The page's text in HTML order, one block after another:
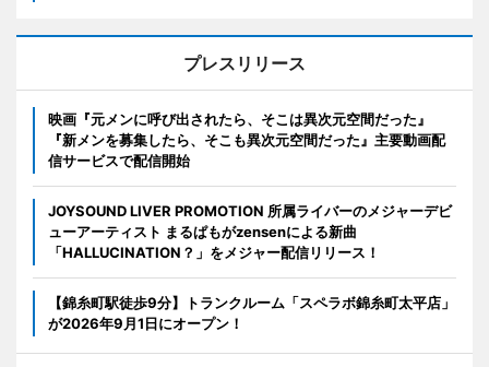
プレスリリース
映画『元メンに呼び出されたら、そこは異次元空間だった』
『新メンを募集したら、そこも異次元空間だった』主要動画配
信サービスで配信開始
JOYSOUND LIVER PROMOTION 所属ライバーのメジャーデビ
ューアーティスト まるぱもがzensenによる新曲
「HALLUCINATION？」をメジャー配信リリース！
【錦糸町駅徒歩9分】トランクルーム「スペラボ錦糸町太平店」
が2026年9月1日にオープン！